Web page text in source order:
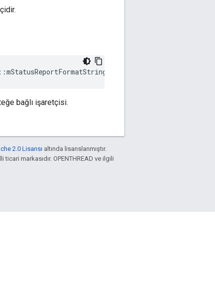
bağlı işaretçisi.
2.0 Lisansı altında lisanslanmıştır.
markasıdır. OPENTHREAD ve ilgili